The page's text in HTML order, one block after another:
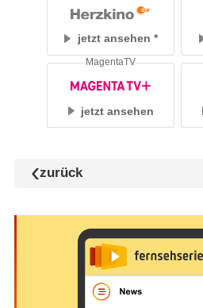
jetzt ansehen
jetzt ansehen
MagentaTV
zurück